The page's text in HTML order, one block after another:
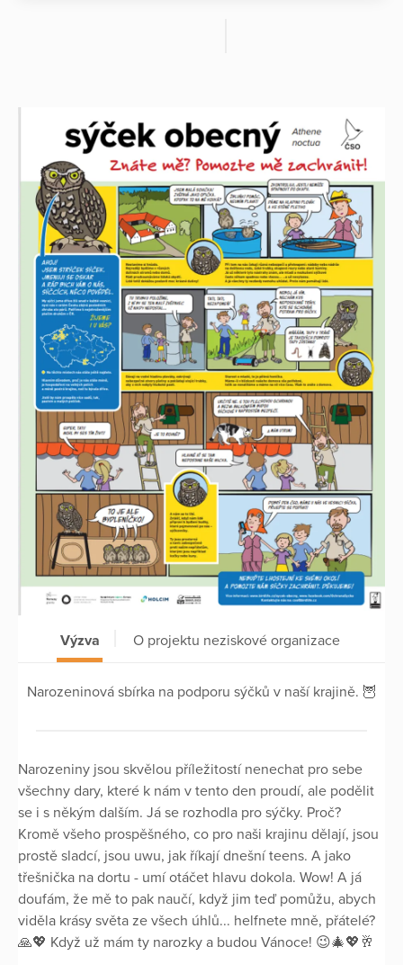
Výzva O projektu neziskové organizace
Narozeninová sbírka na podporu sýčků v naší krajině. 🦉
Narozeniny jsou skvělou příležitostí nenechat pro sebe
všechny dary, které k nám v tento den proudí, ale podělit
se i s někým dalším. Já se rozhodla pro sýčky. Proč?
Kromě všeho prospěšného, co pro naši krajinu dělají, jsou
prostě sladcí, jsou uwu, jak říkají dnešní teens. A jako
třešnička na dortu - umí otáčet hlavu dokola. Wow! A já
doufám, že mě to pak naučí, když jim teď pomůžu, abych
viděla krásy světa ze všech úhlů... helfnete mně, přátelé?
🙏💖 Když už mám ty narozky a budou Vánoce! 😉🎄💖🥂